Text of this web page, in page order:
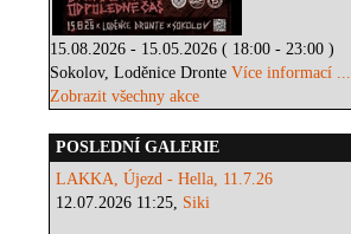
15.08.2026 - 15.05.2026 ( 18:00 - 23:00 )
Sokolov, Loděnice DronteVíce informací ...
Zobrazit všechny akce
POSLEDNÍ GALERIE
LAKKA, Újezd - Hella, 11.7.26
12.07.2026 11:25, Siki